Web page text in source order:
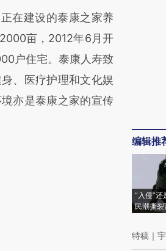
建设的泰康之家养
亩，2012年6月开
户住宅。泰康人寿致
、医疗护理和文化娱
亦是泰康之家的宣传
编辑推
“入侵”还
民潮撕
特稿 ｜